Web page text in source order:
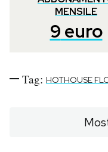
MENSILE
9 euro
Tag: HOTHOUSE